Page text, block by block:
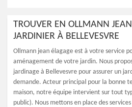
TROUVER EN OLLMANN
JARDINIER À BELLEVESVRE
Ollmann jean élagage est à votre service
aménagement de votre jardin. Nous
jardinage à Bellevesvre pour assurer un
demande. Acteur principal pour la bonne
maison, notre équipe intervient sur tout
public). Nous mettons en place des